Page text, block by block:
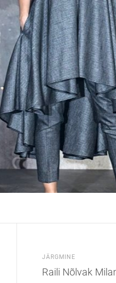
JÄRGMINE
Raili Nõlvak